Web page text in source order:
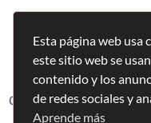
Esta página web usa
este sitio web se
contenido y los
de redes sociales y
Aprende más
Sede Bogotá:
Calle 127#14-54
Gradeco Business